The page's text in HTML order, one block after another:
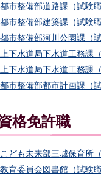
都市整備部道路課（試験
都市整備部建築課（試験職
都市整備部河川公園課（
上下水道局下水道工務課
上下水道局下水道工務課
都市整備部都市計画課（
格免許職
こども未来部三城保育所
教育委員会図書館（試験職